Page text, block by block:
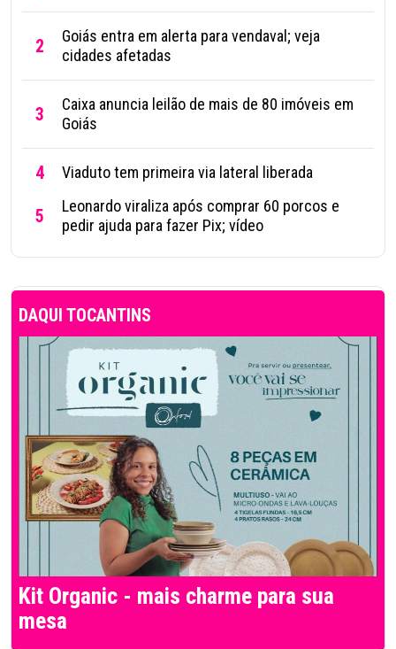
2
Goiás entra em alerta para vendaval; veja
cidades afetadas
3
Caixa anuncia leilão de mais de 80 imóveis em
Goiás
4 Viaduto tem primeira via lateral liberada
5
Leonardo viraliza após comprar 60 porcos e
pedir ajuda para fazer Pix; vídeo
DAQUI TOCANTINS
Kit Organic - mais charme para sua
mesa